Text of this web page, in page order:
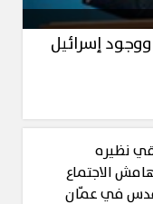
إسرائيل
نظيره
الاجتماع
في عمّان